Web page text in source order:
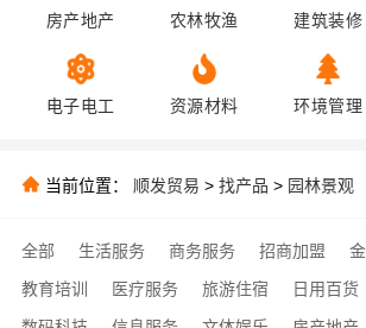
房产地产 农林牧渔 建筑装修
电子电工 资源材料 环境管理
当前位置： 顺发贸易 > 找产品 > 园林景观
全部 生活服务 商务服务 招商加盟
教育培训
医疗服务 旅游住宿 日用百货